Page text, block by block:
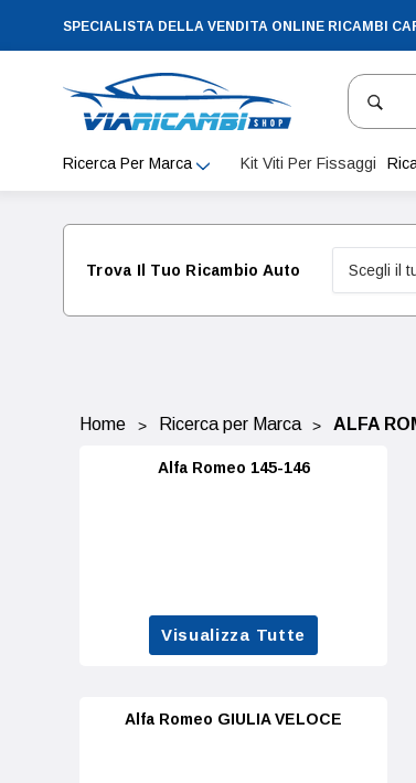
SPECIALISTA DELLA VENDITA ONLINE RICAMBI
Cerca
Ricerca Per Marca Kit Viti Per Fissaggi
Trova Il Tuo Ricambio Auto
Home Ricerca per Marca ALFA
Alfa Romeo 145-146
Visualizza Tutte
Alfa Romeo GIULIA VELOCE